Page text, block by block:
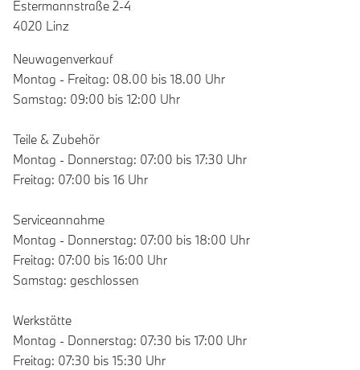
Estermannstraße 2-4
4020 Linz
Neuwagenverkauf
Montag - Freitag: 08.00 bis 18.00 Uhr
Samstag: 09:00 bis 12:00 Uhr
Teile & Zubehör
Montag - Donnerstag: 07:00 bis 17:30 Uhr
Freitag: 07:00 bis 16 Uhr
Serviceannahme
Montag - Donnerstag: 07:00 bis 18:00 Uhr
Freitag: 07:00 bis 16:00 Uhr
Samstag: geschlossen
Werkstätte
Montag - Donnerstag: 07:30 bis 17:00 Uhr
Freitag: 07:30 bis 15:30 Uhr